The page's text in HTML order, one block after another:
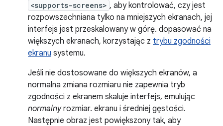
<supports-screens> , aby kontrolować, czy jest
rozpowszechniana tylko na mniejszych ekranach, jej
interfejs jest przeskalowany w górę. dopasować na
większych ekranach, korzystając z trybu zgodności
ekranu systemu.
Jeśli nie dostosowane do większych ekranów, a
normalna zmiana rozmiaru nie zapewnia tryb
zgodności z ekranem skaluje interfejs, emulując
normalnyrozmiar. ekranu i średniej gęstości.
Następnie obraz jest powiększony tak, aby